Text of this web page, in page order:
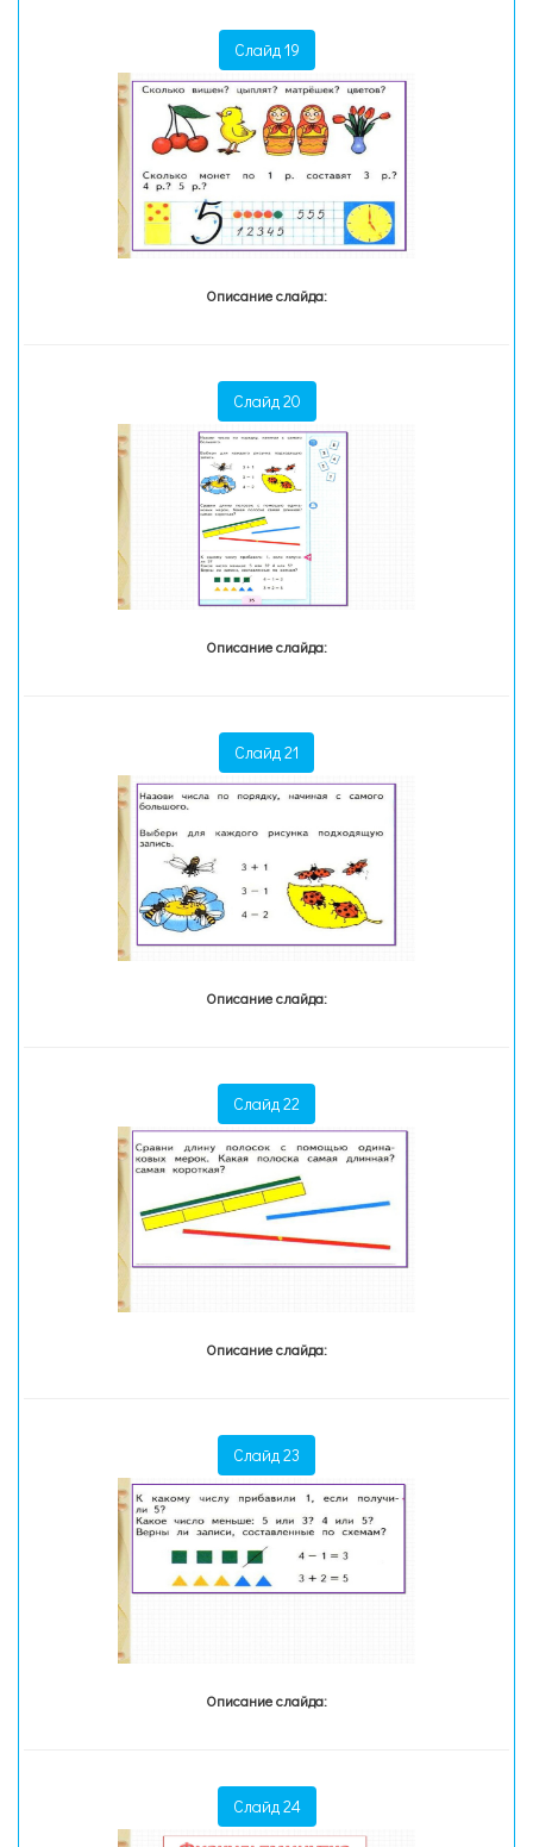
Слайд 19
Описание слайда:
Слайд 20
Описание слайда:
Слайд 21
Описание слайда:
Слайд 22
Описание слайда:
Слайд 23
Описание слайда:
Слайд 24